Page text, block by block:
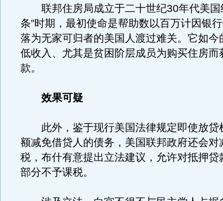
联邦住房局成立于二十世纪30年代美国
条”时期，最初使命是帮助数以百万计因银
落为无家可归者的美国人渡过难关。它如今
低收入、尤其是贫困阶层成员为购买住房而
款。
效果可疑
此外，鉴于现行美国法律规定即使放贷
额减免借贷人的债务，美国联邦政府还会对
税，布什有意提出立法建议，允许对抵押贷
部分不予课税。